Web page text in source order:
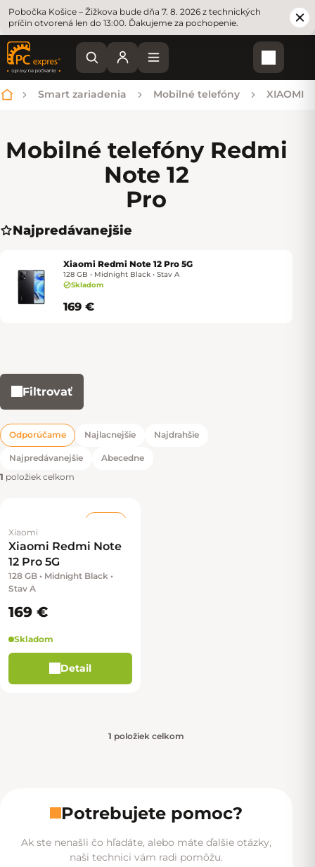
Pobočka Košice – Žižkova bude dňa 7. 8. 2026 z technických
príčin otvorená len do 13:00. Ďakujeme za pochopenie.
Domov
Smart zariadenia Mobilné telefóny XIAOMI
Mobilné telefóny Redmi
Note 12
Pro
Najpredávanejšie
Xiaomi Redmi Note 12 Pro 5G
128 GB • Midnight Black • Stav A
Skladom
169 €
Filtrovať
Radenie produktov
Odporúčame Najlacnejšie Najdrahšie
Najpredávanejšie
Abecedne
1 položiek celkom
Výpis produktov
Xiaomi
Xiaomi Redmi Note
12 Pro 5G
128 GB • Midnight Black •
Stav A
169 €
Skladom
Detail
1 položiek celkom
Potrebujete pomoc?
Ak ste nenašli čo hľadáte, alebo máte ďalšie otázky,
naši technici vám radi pomôžu.